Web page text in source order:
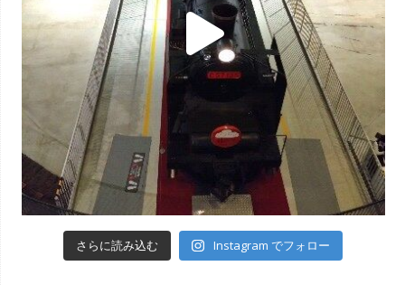
さらに読み込む Instagram でフォロー